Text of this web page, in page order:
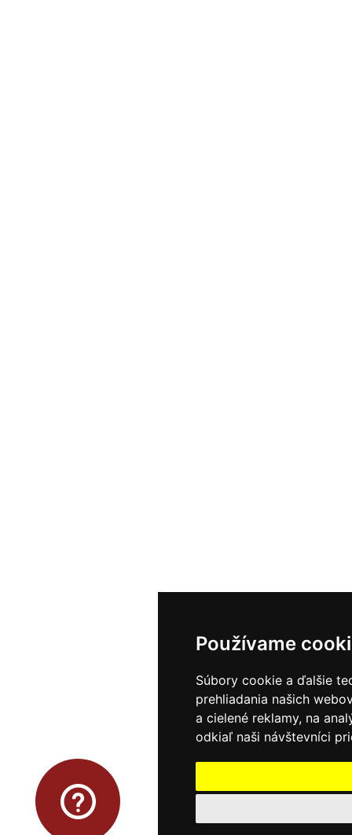
Používame
Súbory cookie a ďalšie
prehliadania našich
a cielené reklamy, na
odkiaľ naši návštevníci